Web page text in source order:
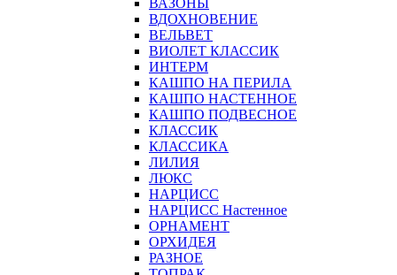
ВАЗОНЫ
ВДОХНОВЕНИЕ
ВЕЛЬВЕТ
ВИОЛЕТ КЛАССИК
ИНТЕРМ
КАШПО НА ПЕРИЛА
КАШПО НАСТЕННОЕ
КАШПО ПОДВЕСНОЕ
КЛАССИК
КЛАССИКА
ЛИЛИЯ
ЛЮКС
НАРЦИСС
НАРЦИСС Настенное
ОРНАМЕНТ
ОРХИДЕЯ
РАЗНОЕ